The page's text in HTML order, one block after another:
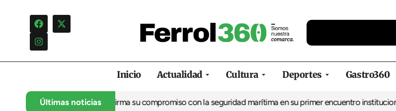
Inicio Actualidad Cultura Deportes Gastro360
Últimas noticias
marítimo de Ferrol reafirma su compromiso con la seguridad marítima en su primer encuentro institucional‘La